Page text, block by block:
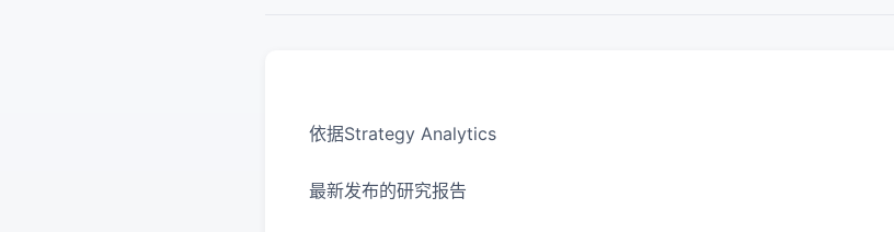
依据Strategy Analytics
最新发布的研究报告